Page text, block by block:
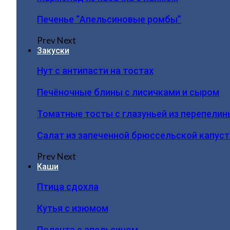
Печенье “Апельсиновые ромбы”
PrevNext
Закуски
Нут с антипасти на тостах
Печёночные блины с лисичками и сыром
Томатные тосты с глазуньей из
Салат из запеченной брюссельской
PrevNext
Каши
Птица сдохла
Кутья с изюмом